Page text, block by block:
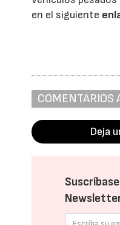
en el siguiente
COMENTARIOS
Deja